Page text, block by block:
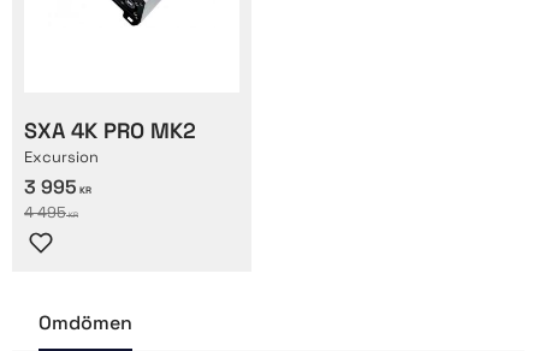
Omdömen
SXA 4K PRO MK2
Excursion
3 995 KR
4 495KR
Lägg till i favoriter